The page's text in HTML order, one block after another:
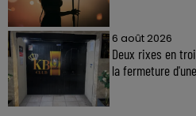
6 août 2026
Deux rixes en
la fermeture